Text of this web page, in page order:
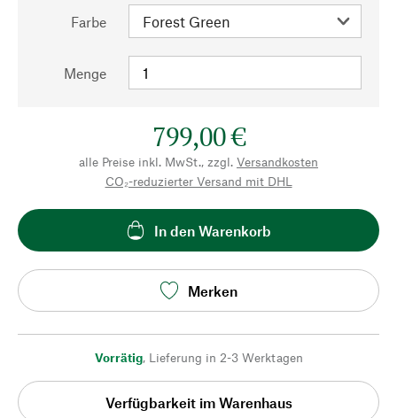
Farbe
Menge
799,00 €
alle Preise inkl. MwSt., zzgl. Versandkosten
CO₂-reduzierter Versand mit DHL
In den Warenkorb
Merken
Vorrätig, Lieferung in 2-3 Werktagen
Verfügbarkeit im Warenhaus